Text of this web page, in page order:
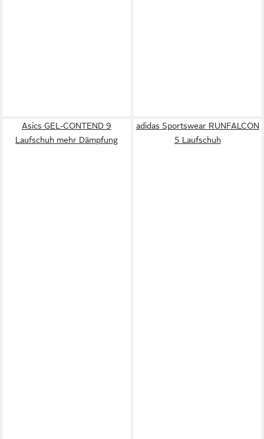
Asics GEL-CONTEND 9
Laufschuh mehr Dämpfung
adidas Sportswear RUNFALCON
5 Laufschuh